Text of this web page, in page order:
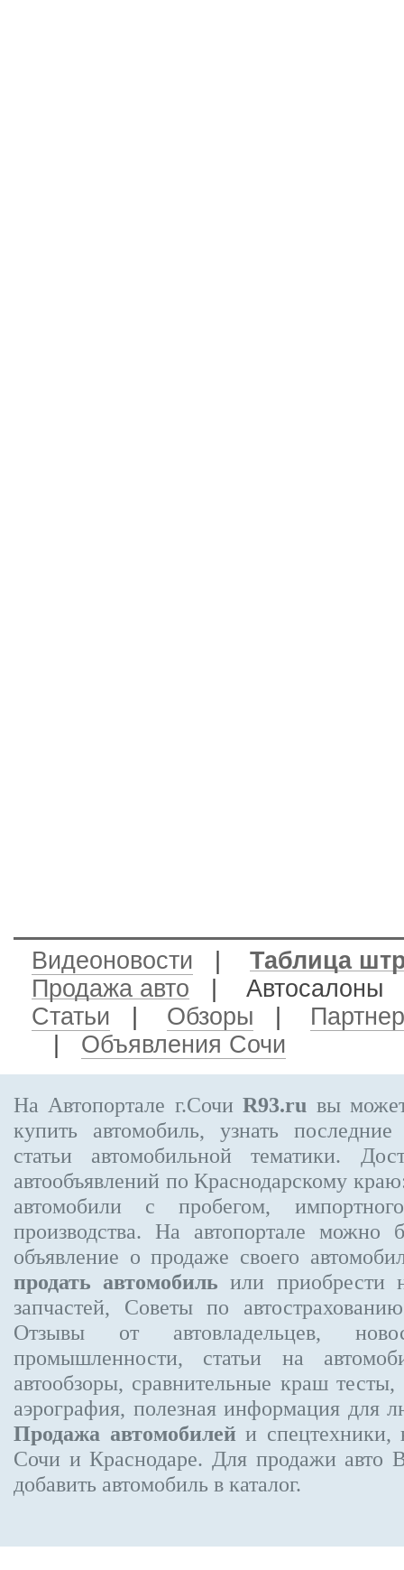
Видеоновости
Таблица
Продажа авто |
Статьи
Обзоры
Объявления Сочи
На Автопортале г.СочиR93.ru вы
купить автомобиль, узнать
статьи автомобильной тематики.
автообъявлений по Краснодарскому
автомобили с пробегом,
производства. На автопортале можно
объявление о продаже своего
продать автомобиль или приобрести
запчастей, Советы по
Отзывы от автовладельцев,
промышленности, статьи на
автообзоры, сравнительные краш
аэрография, полезная информация для
Продажа автомобилей и спецтехники,
Сочи и Краснодаре. Для продажи авто
добавить автомобиль в каталог.